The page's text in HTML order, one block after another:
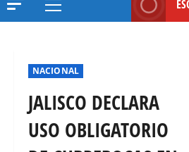
Menú
NACIONAL
JALISCO DECLARA
USO OBLIGATORIO